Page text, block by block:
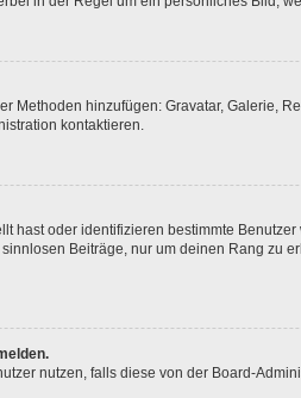
Methoden hinzufügen: Gravatar,
kontaktieren.
oder identifizieren bestimmte
Beiträge, nur um deinen Rang
nutzen, falls diese von der Board-